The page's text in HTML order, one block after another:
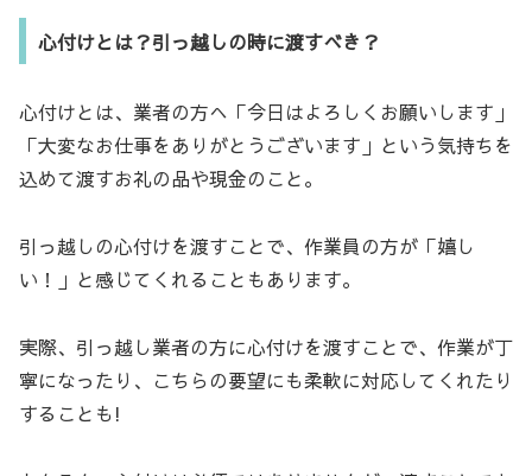
心付けとは？引っ越しの時に渡すべき？
心付けとは、業者の方へ「今日はよろしくお願いします」
「大変なお仕事をありがとうございます」という気持ちを
込めて渡すお礼の品や現金のこと。
引っ越しの心付けを渡すことで、作業員の方が「嬉し
い！」と感じてくれることもあります。
実際、引っ越し業者の方に心付けを渡すことで、作業が丁
寧になったり、こちらの要望にも柔軟に対応してくれたり
することも!